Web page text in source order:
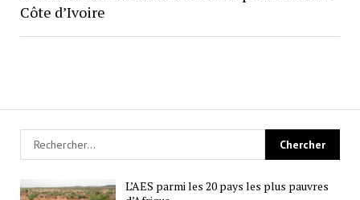
Côte d’Ivoire
L’AES parmi les 20 pays les plus pauvres